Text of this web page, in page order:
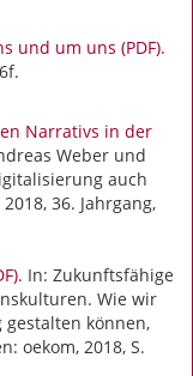
und um uns (PDF).
Narrativs in der
Weber und
auch
36. Jahrgang,
In: Zukunftsfähige
Wie wir
können,
oekom, 2018, S.